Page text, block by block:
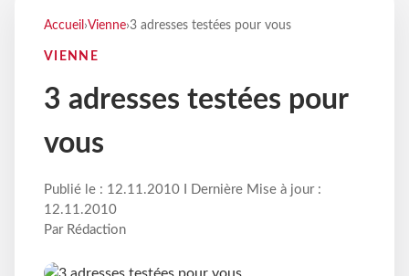
Accueil ›Vienne›3 adresses testées pour vous
VIENNE
3 adresses testées pour
vous
Publié le : 12.11.2010 I Dernière Mise à jour :
12.11.2010
Par Rédaction